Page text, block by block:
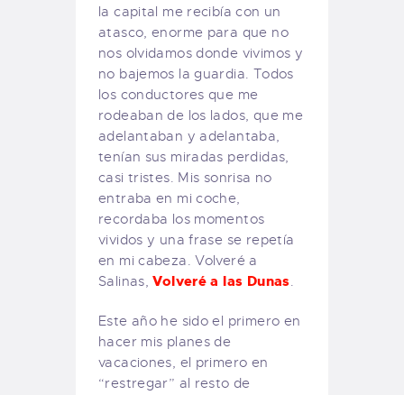
la capital me recibía con un
atasco, enorme para que no
nos olvidamos donde vivimos y
no bajemos la guardia. Todos
los conductores que me
rodeaban de los lados, que me
adelantaban y adelantaba,
tenían sus miradas perdidas,
casi tristes. Mis sonrisa no
entraba en mi coche,
recordaba los momentos
vividos y una frase se repetía
en mi cabeza. Volveré a
Salinas,Volveré a las Dunas.
Este año he sido el primero en
hacer mis planes de
vacaciones, el primero en
“restregar” al resto de